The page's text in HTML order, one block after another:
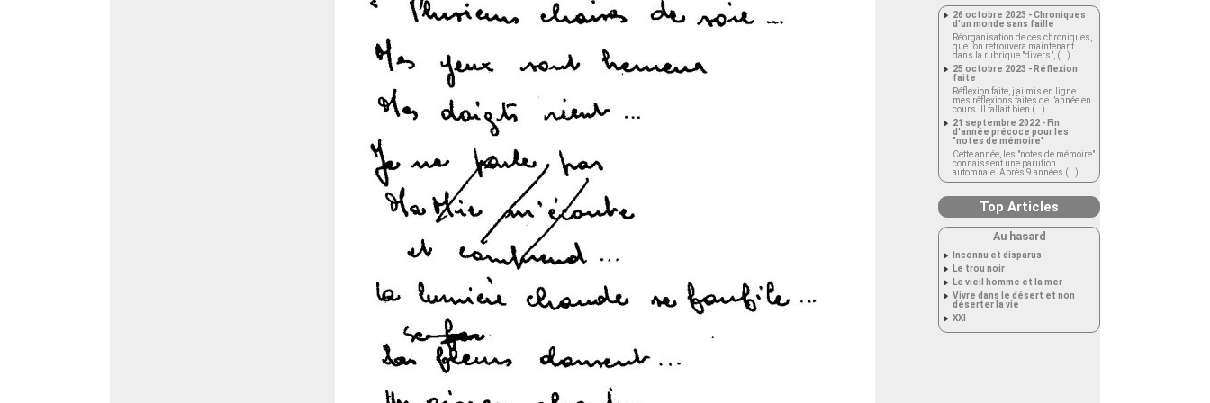
26 octobre 2023 - Chroniques
d’un monde sans faille
Réorganisation de ces chroniques,
que l’on retrouvera maintenant
dans la rubrique "divers", (…)
25 octobre 2023 - Réflexion
faite
Réflexion faite, j’ai mis en ligne
mes réflexions faites de l’année en
cours. Il fallait bien (…)
21 septembre 2022 - Fin
d’année précoce pour les
"notes de mémoire"
Cette année, les "notes de mémoire"
connaissent une parution
automnale. Après 9 années (…)
Top Articles
Au hasard
Inconnu et disparus
Le trou noir
Le vieil homme et la mer
Vivre dans le désert et non
déserter la vie
XXI